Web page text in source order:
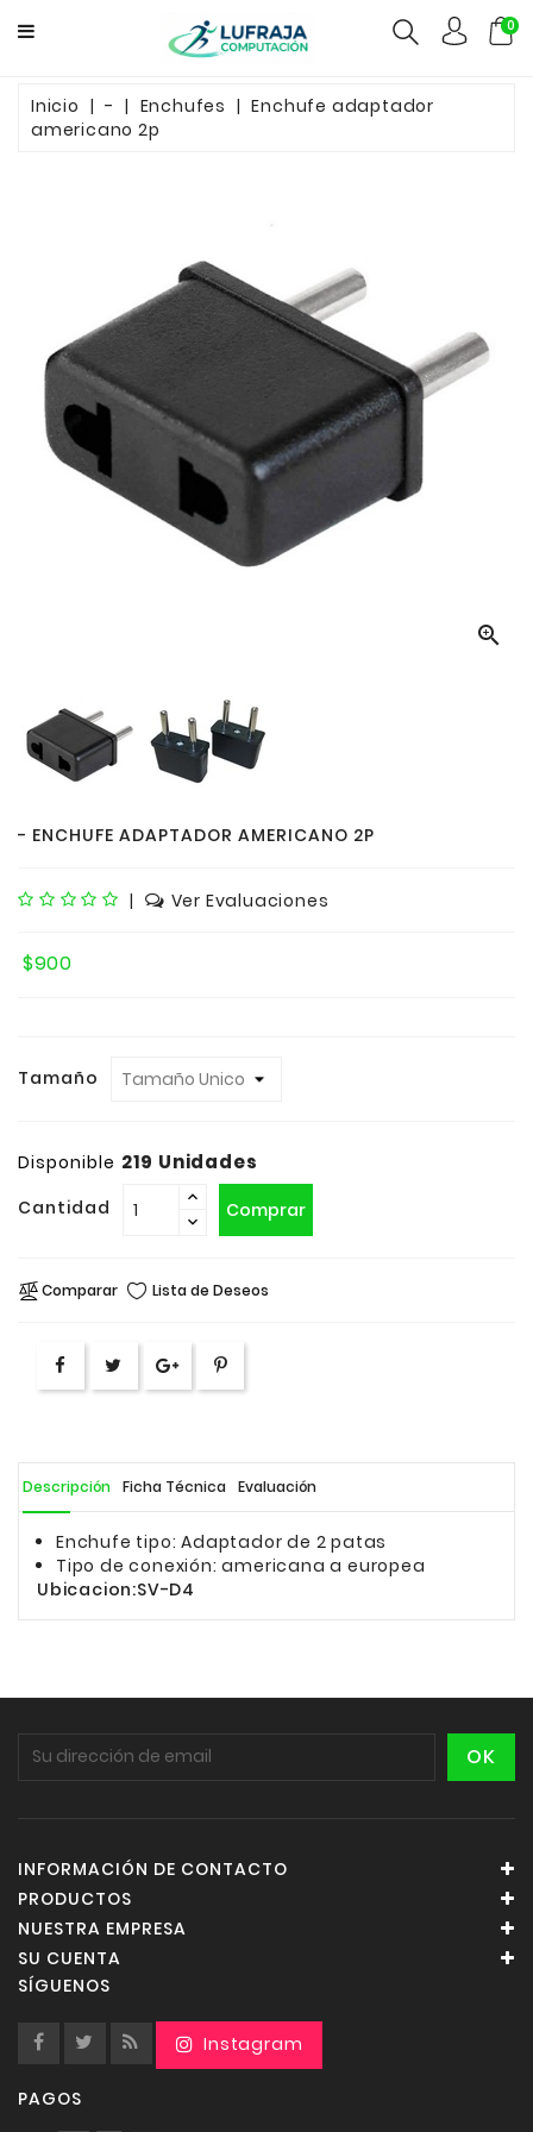
GAMERS
ELECTRO
0
Inicio - Enchufes
Enchufe adaptador
americano 2p

- ENCHUFE ADAPTADOR AMERICANO 2P
| Ver Evaluaciones
$900
Tamaño
Disponible 219 Unidades
Cantidad Comprar
Comparar Lista de Deseos
Descripción Ficha Técnica Evaluación
Enchufe tipo: Adaptador de 2 patas
Tipo de conexión: americana a europea
Ubicacion:SV-D4
INFORMACIÓN DE CONTACTO
PRODUCTOS
NUESTRA EMPRESA
SU CUENTA
SÍGUENOS
PAGOS